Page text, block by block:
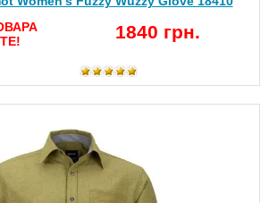
1840 грн.